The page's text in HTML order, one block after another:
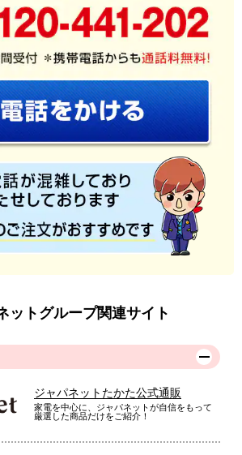
ている。上部から暖かい空気が出ている
暖かさの空気がでていて心地よい。
（広島県70代Y.S様
なくて安全な暖房
りの部屋用に購入しました。ゆっくりで
ります。重さがすごいですが、とにかく
。
（
愛知県40代F.N様
ご購入されたお客様からのご意見を掲載しておりま
ットグループ関連サイト
ジャパネットたかた公式通販
家電を中心に、ジャパネットが自信をもって
厳選した商品だけをご紹介！